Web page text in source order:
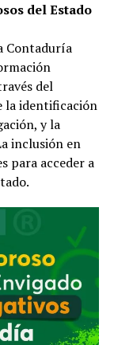
del Estado
Contaduría
del
la identificación
y la
inclusión en
para acceder a